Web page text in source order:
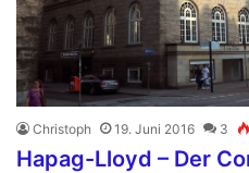
Christoph 19. Juni 2016 3
Hapag-Lloyd – Der